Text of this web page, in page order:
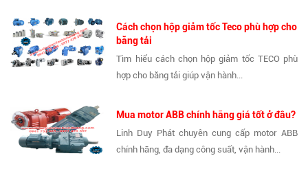
Cách chọn hộp giảm tốc Teco phù hợp cho
băng tải
Tìm hiểu cách chọn hộp giảm tốc TECO phù
hợp cho băng tải giúp vận hành...
Mua motor ABB chính hãng giá tốt ở đâu?
Linh Duy Phát chuyên cung cấp motor ABB
chính hãng, đa dạng công suất, vận hành...